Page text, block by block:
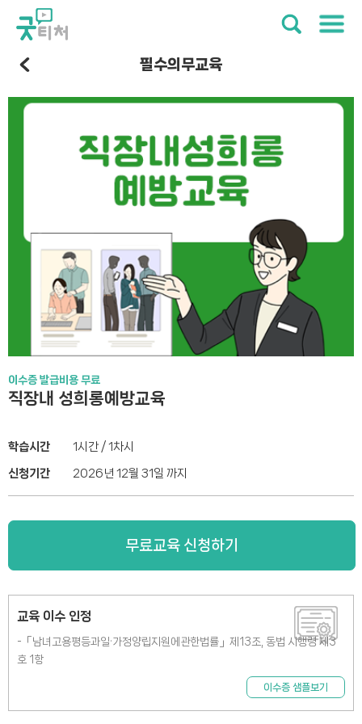
필수의무교육
이수증 발급비용 무료
직장내 성희롱예방교육
학습시간 1시간 / 1차시
신청기간 2026년 12월 31일 까지
무료교육 신청하기
교육 이수 인정
-「남녀고용평등과일·가정양립지원에관한법률」제13조, 동법 시행령 제3
호 1항
이수증 샘플보기